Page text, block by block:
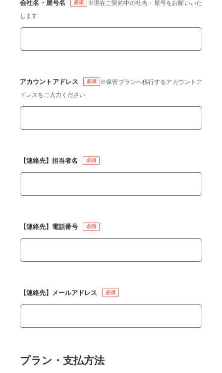
会社名・屋号名
※現在ご契約中の社名・屋号をお願いいた
します
アカウントアドレス
※保管プランへ移行するアカウントア
ドレスをご入力ください
【連絡先】担当者名
【連絡先】電話番号
【連絡先】メールアドレス
プラン・支払方法